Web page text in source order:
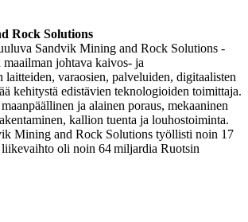
Rock Solutions
Sandvik Mining and Rock Solutions -
johtava kaivos- ja
laitteiden, varaosien, palveluiden, digitaalisten
kehitystä edistävien teknologioiden toimittaja.
ja alainen poraus, mekaaninen
kallion tuenta ja louhostoiminta.
Mining and Rock Solutions työllisti noin 17
oli noin 64 miljardia Ruotsin